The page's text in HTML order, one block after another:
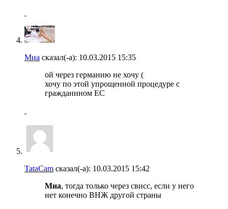
Миа сказал(-а): 10.03.2015 15:35
ой через германию не хочу (
хочу по этой упрощенной процедуре с
гражданином ЕС
TataCam сказал(-а): 10.03.2015 15:42
Миа, тогда только через свисс, если у него
нет конечно ВНЖ другой страны